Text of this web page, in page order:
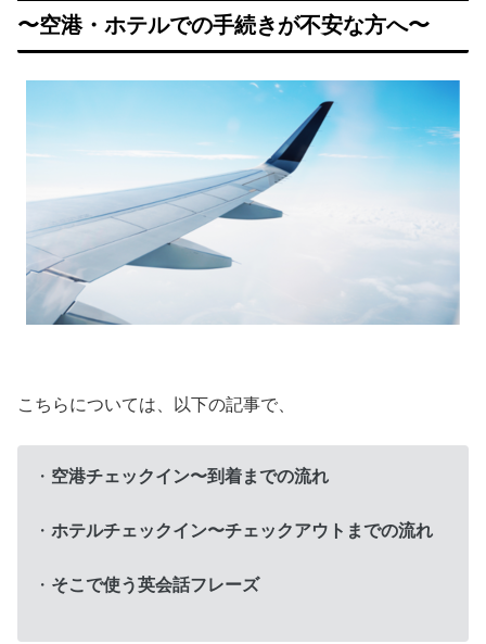
〜空港・ホテルでの手続きが不安な方へ〜
こちらについては、以下の記事で、
・ 空港チェックイン〜到着までの流れ
・ ホテルチェックイン〜チェックアウトまでの流れ
・ そこで使う英会話フレーズ